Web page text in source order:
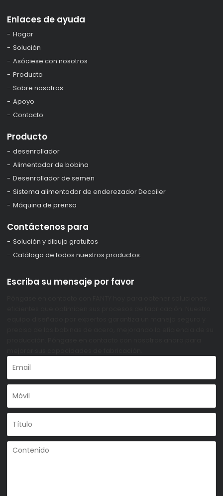
Enlaces de ayuda
Hogar
Solución
Asóciese con nosotros
Producto
Sobre nosotros
Apoyo
Contacto
Producto
desenrollador
Alimentador de bobina
Desenrollador de semen
Sistema alimentador de enderezador Decoiler
Máquina de prensa
Contáctenos para
Solución y dibujo gratuitos
Catálogo de todos nuestros productos.
Escriba su mensaje por favor